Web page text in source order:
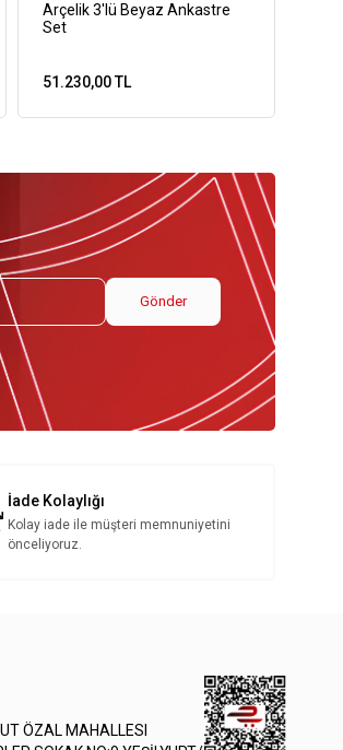
Arçelik 3'lü Beyaz Ankastre
Set
51.230,00 TL
Gönder
İade Kolaylığı
Kolay iade ile müşteri memnuniyetini
önceliyoruz.
ÖZAL MAHALLESI